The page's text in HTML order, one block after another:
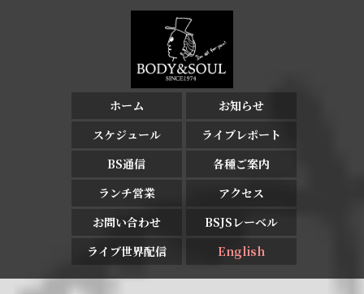
ホーム
お知らせ
スケジュール
ライブレポート
BS通信
各種ご案内
ランチ営業
アクセス
お問い合わせ
BSJSレーベル
ライブ世界配信
English